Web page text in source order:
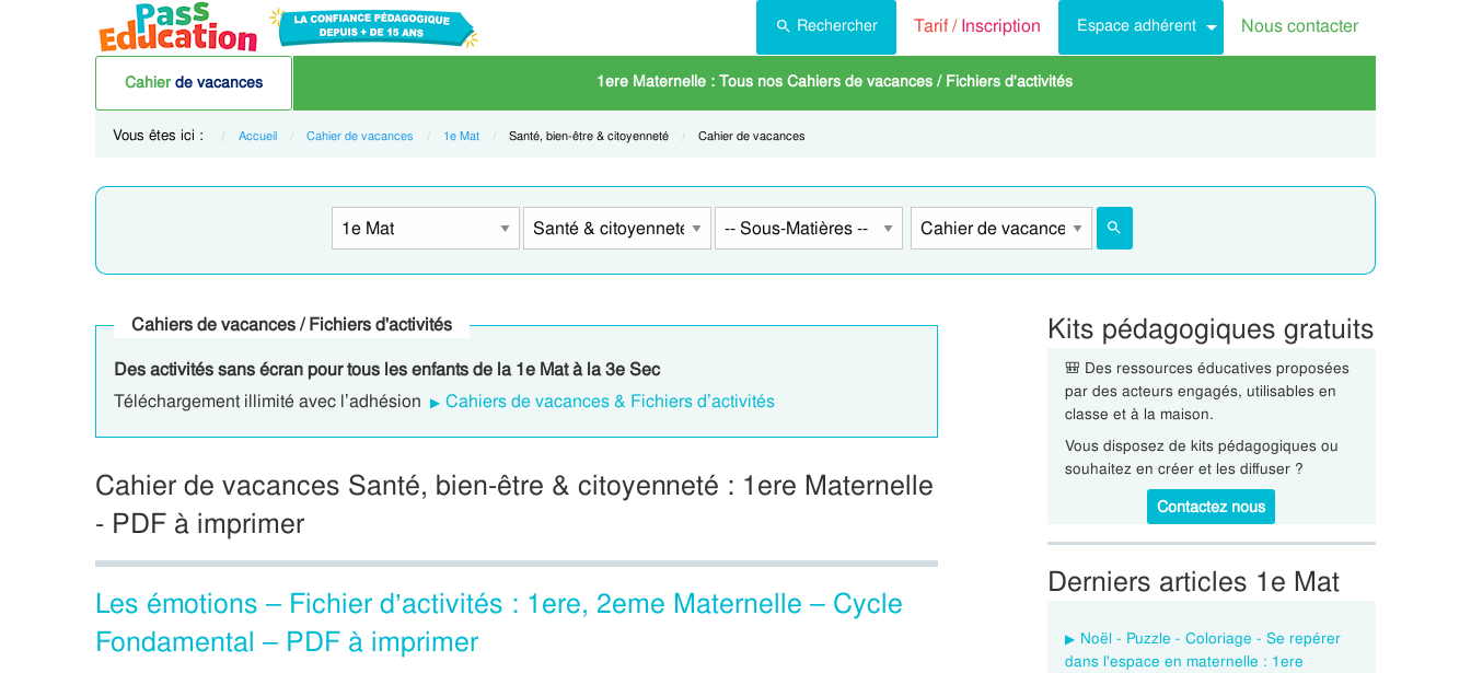
Rechercher Tarif /Inscription Espace adhérent Nous contacter
Cahier de vacances 1ere Maternelle : Tous nos Cahiers de vacances / Fichiers d'activités
Vous êtes ici : Accueil Cahier de vacances 1e Mat Current:
Santé, bien-être & citoyenneté Current:
Cahier de vacances
Cahiers de vacances / Fichiers d'activités
Des activités sans écran pour tous les enfants de la 1e Mat à la 3e Sec
Téléchargement illimité avec l’adhésion
Cahiers de vacances & Fichiers d’activités
Cahier de vacances Santé, bien-être & citoyenneté : 1ere Maternelle
- PDF à imprimer
Les émotions – Fichier d’activités : 1ere, 2eme Maternelle – Cycle
Fondamental – PDF à imprimer
Kits pédagogiques gratuits
🎒 Des ressources éducatives proposées
par des acteurs engagés, utilisables en
classe et à la maison.
Vous disposez de kits pédagogiques ou
souhaitez en créer et les diffuser ?
Contactez nous
Derniers articles 1e Mat
Noël - Puzzle - Coloriage - Se repérer
dans l'espace en maternelle : 1ere